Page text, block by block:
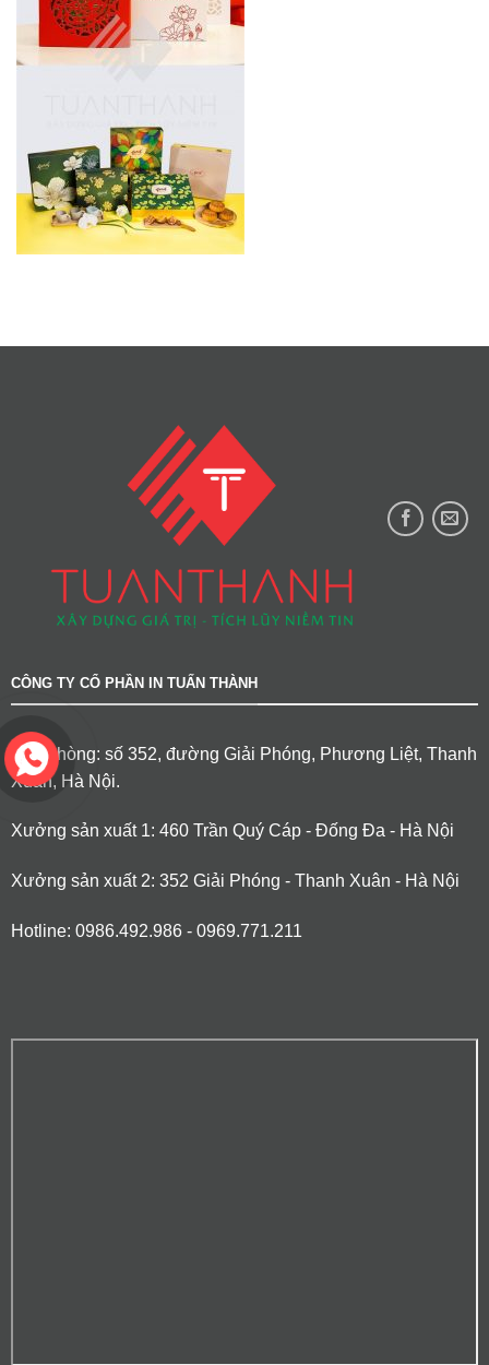
CÔNG TY CỔ PHẦN IN TUẤN THÀNH
Văn phòng: số 352, đường Giải Phóng, Phương Liệt, Thanh
Xuân, Hà Nội.
Xưởng sản xuất 1: 460 Trần Quý Cáp - Đống Đa - Hà Nội
Xưởng sản xuất 2: 352 Giải Phóng - Thanh Xuân - Hà Nội
Hotline: 0986.492.986 - 0969.771.211